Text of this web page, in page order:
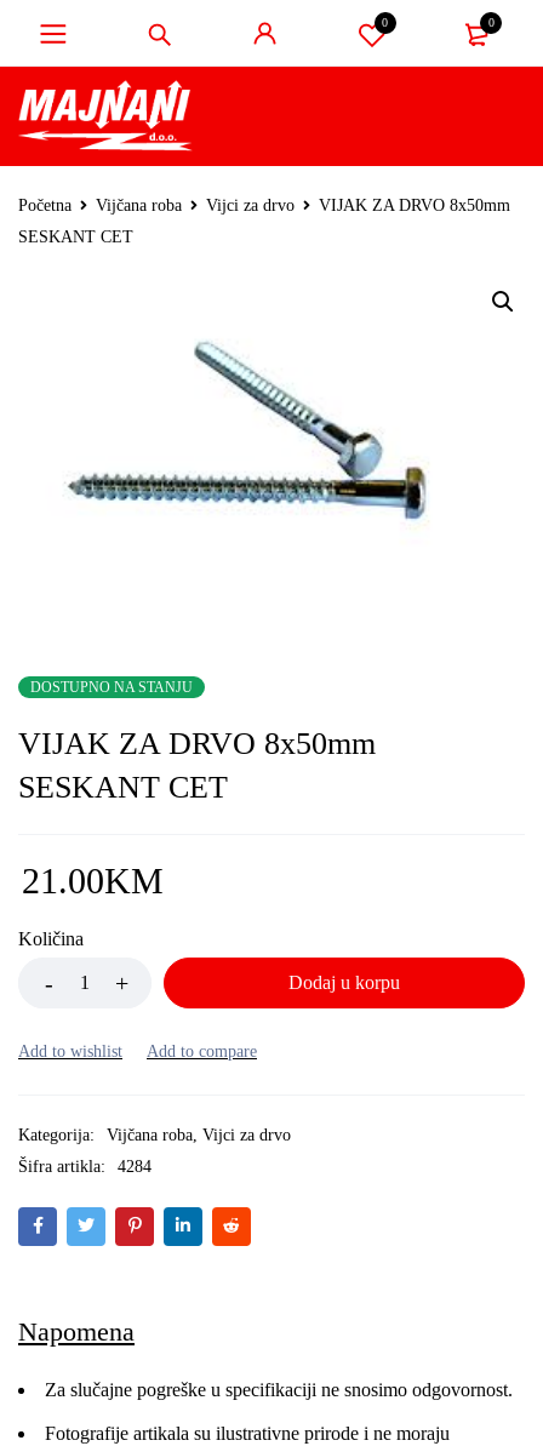
0 0
Početna Vijčana roba Vijci za drvo
VIJAK ZA DRVO 8x50mm
SESKANT CET
DOSTUPNO NA STANJU
VIJAK ZA DRVO 8x50mm
SESKANT CET
21.00KM
Količina
Dodaj u korpu
Kategorija: Vijčana roba, Vijci za drvo
Šifra artikla:
4284
Napomena
Za slučajne pogreške u specifikaciji ne snosimo odgovornost.
Fotografije artikala su ilustrativne prirode i ne moraju